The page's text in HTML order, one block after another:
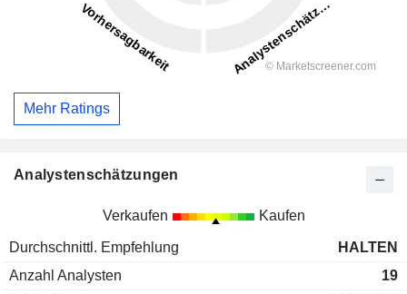
Mehr Ratings
Analystenschätzungen
Verkaufen Kaufen
Durchschnittl. Empfehlung
HALTEN
Anzahl Analysten
19